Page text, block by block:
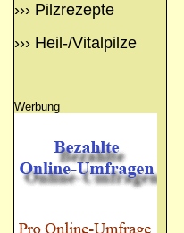
››› Pilzrezepte
››› Heil-/Vitalpilze
Werbung